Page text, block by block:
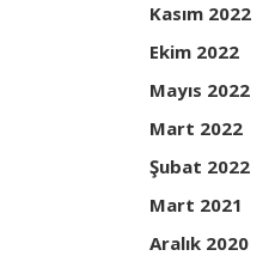
Kasım 2022
Ekim 2022
Mayıs 2022
Mart 2022
Şubat 2022
Mart 2021
Aralık 2020